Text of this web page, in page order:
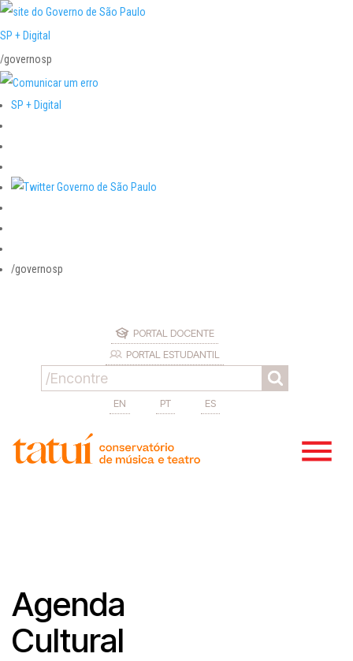
SP + Digital
/governosp
SP + Digital
/governosp
PORTAL DOCENTE
PORTAL ESTUDANTIL
EN PT ES
Agenda
Cultural